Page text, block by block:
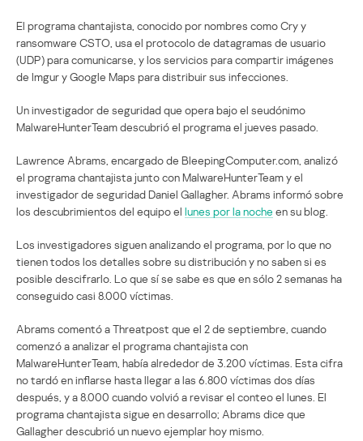
El programa chantajista, conocido por nombres como Cry y
ransomware CSTO, usa el protocolo de datagramas de usuario
(UDP) para comunicarse, y los servicios para compartir imágenes
de Imgur y Google Maps para distribuir sus infecciones.
Un investigador de seguridad que opera bajo el seudónimo
MalwareHunterTeam descubrió el programa el jueves pasado.
Lawrence Abrams, encargado de BleepingComputer.com, analizó
el programa chantajista junto con MalwareHunterTeam y el
investigador de seguridad Daniel Gallagher. Abrams informó sobre
los descubrimientos del equipo el lunes por la noche en su blog.
Los investigadores siguen analizando el programa, por lo que no
tienen todos los detalles sobre su distribución y no saben si es
posible descifrarlo. Lo que sí se sabe es que en sólo 2 semanas ha
conseguido casi 8.000 víctimas.
Abrams comentó a Threatpost que el 2 de septiembre, cuando
comenzó a analizar el programa chantajista con
MalwareHunterTeam, había alrededor de 3.200 víctimas. Esta cifra
no tardó en inflarse hasta llegar a las 6.800 víctimas dos días
después, y a 8.000 cuando volvió a revisar el conteo el lunes. El
programa chantajista sigue en desarrollo; Abrams dice que
Gallagher descubrió un nuevo ejemplar hoy mismo.